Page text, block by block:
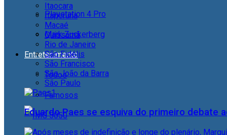
Playstation 4 Pro
Mark Zuckerberg
Entretenimento
Todos
Famosos
Itaocara
Itaperuna
Macaé
Quissamã
Rio de Janeiro
São Fidélis
São Francisco
São João da Barra
São Paulo
Eduardo Paes se esquiva do primeiro debate